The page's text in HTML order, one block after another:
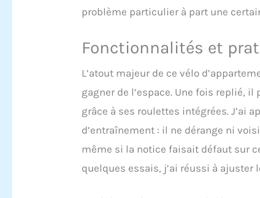
problème particulier à part une
Fonctionnalités et
L’atout majeur de ce vélo
gagner de l’espace. Une fois replié,
grâce à ses roulettes intégrées. J’ai
d’entraînement : il ne dérange ni
même si la notice faisait défaut sur
quelques essais, j’ai réussi à ajuster